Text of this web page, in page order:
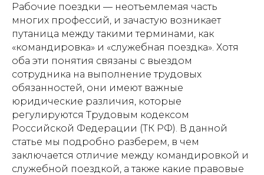
Рабочие поездки — неотъемлемая часть
многих профессий, и зачастую возникает
путаница между такими терминами, как
«командировка» и «служебная поездка». Хотя
оба эти понятия связаны с выездом
сотрудника на выполнение трудовых
обязанностей, они имеют важные
юридические различия, которые
регулируются Трудовым кодексом
Российской Федерации (ТК РФ). В данной
статье мы подробно разберем, в чем
заключается отличие между командировкой и
служебной поездкой, а также какие правовые